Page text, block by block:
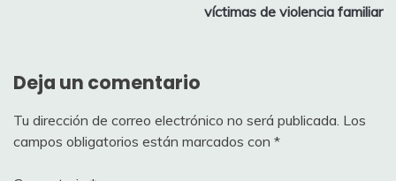
víctimas de violencia familiar
Deja un comentario
Tu dirección de correo electrónico no será publicada. Los
campos obligatorios están marcados con *